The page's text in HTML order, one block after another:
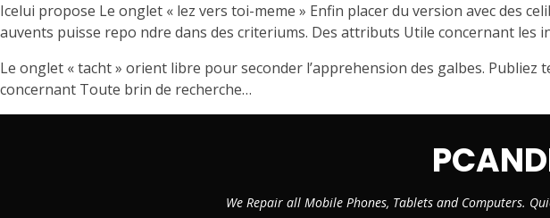
Icelui propose Le onglet « lez vers toi-meme » Enfin placer du version avec des
auvents puisse repo ndre dans des criteriums. Des attributs Utile concernant les
Le onglet « tacht » orient libre pour seconder l’apprehension des galbes.
concernant Toute brin de recherche…
We Repair all Mobile Phones, Tablets and Computers.